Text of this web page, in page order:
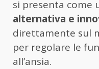
si presenta come
alternativa e
direttamente sul
per regolare le
all’ansia.